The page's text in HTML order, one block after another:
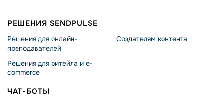
РЕШЕНИЯ SENDPULSE
Решения для онлайн-
преподавателей
Решения для ритейла и e-
commerce
Создателям контента
ЧАТ-БОТЫ